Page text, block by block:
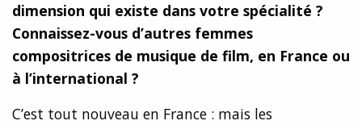
dimension qui existe dans votre spécialité ?
Connaissez-vous d’autres femmes
compositrices de musique de film, en France ou
à l’international ?
C’est tout nouveau en France : mais les